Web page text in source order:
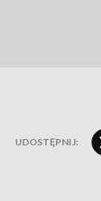
UDOSTĘPNIJ: